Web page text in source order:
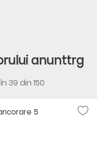
anunttrg
39 din 150
5